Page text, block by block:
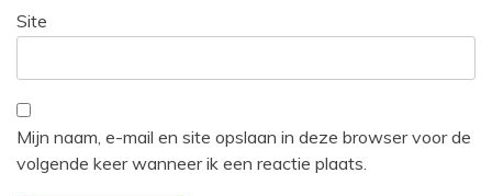
Site
Mijn naam, e-mail en site opslaan in deze browser voor de
volgende keer wanneer ik een reactie plaats.